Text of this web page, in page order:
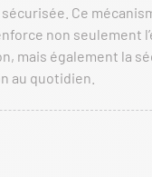
Ce
non seulement
mais également la
au quotidien.